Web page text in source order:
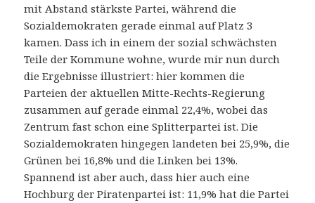
mit Abstand stärkste Partei, während die
Sozialdemokraten gerade einmal auf Platz 3
kamen. Dass ich in einem der sozial schwächsten
Teile der Kommune wohne, wurde mir nun durch
die Ergebnisse illustriert: hier kommen die
Parteien der aktuellen Mitte-Rechts-Regierung
zusammen auf gerade einmal 22,4%, wobei das
Zentrum fast schon eine Splitterpartei ist. Die
Sozialdemokraten hingegen landeten bei 25,9%, die
Grünen bei 16,8% und die Linken bei 13%.
Spannend ist aber auch, dass hier auch eine
Hochburg der Piratenpartei ist: 11,9% hat die Partei